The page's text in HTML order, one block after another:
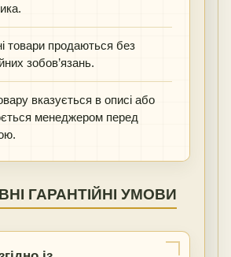
товари продаються без
зобов’язань.
вказується в описі або
менеджером перед
ГАРАНТІЙНІ УМОВИ